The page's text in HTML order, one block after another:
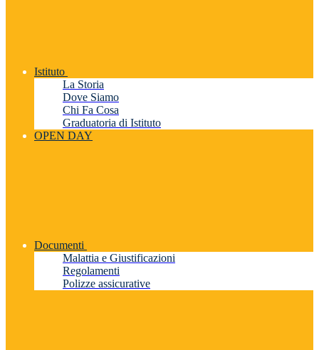
Istituto
La Storia
Dove Siamo
Chi Fa Cosa
Graduatoria di Istituto
OPEN DAY
Documenti
Malattia e Giustificazioni
Regolamenti
Polizze assicurative